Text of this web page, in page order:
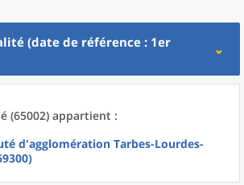
(date de référence : 1er
(65002) appartient :
d'agglomération Tarbes-Lourdes-